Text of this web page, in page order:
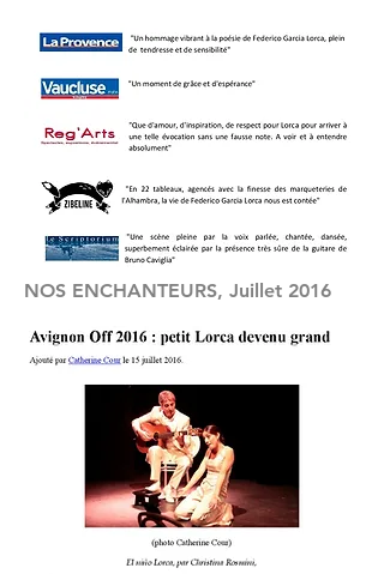
NOS ENCHANTEURS, Juillet 2016